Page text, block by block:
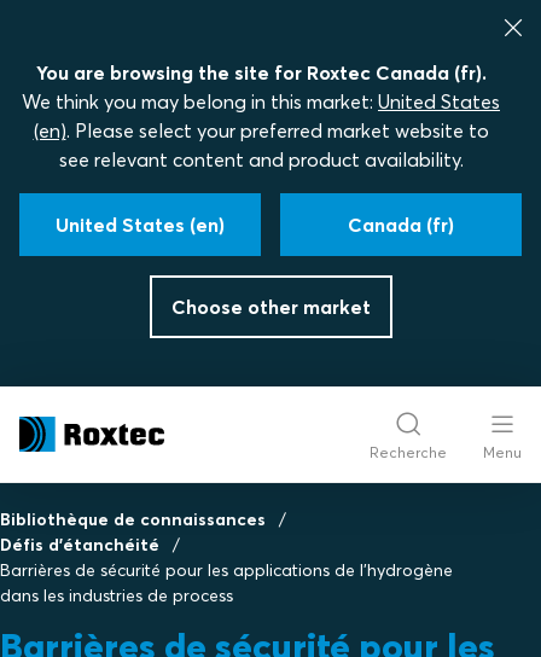
You are browsing the site for Roxtec Canada (fr).
We think you may belong in this market: United States
(en). Please select your preferred market website to
see relevant content and product availability.
United States (en) Canada (fr)
Choose other market
Recherche Menu
Bibliothèque de connaissances
Défis d'étanchéité
Barrières de sécurité pour les applications de l'hydrogène
dans les industries de process
Barrières de sécurité pour les